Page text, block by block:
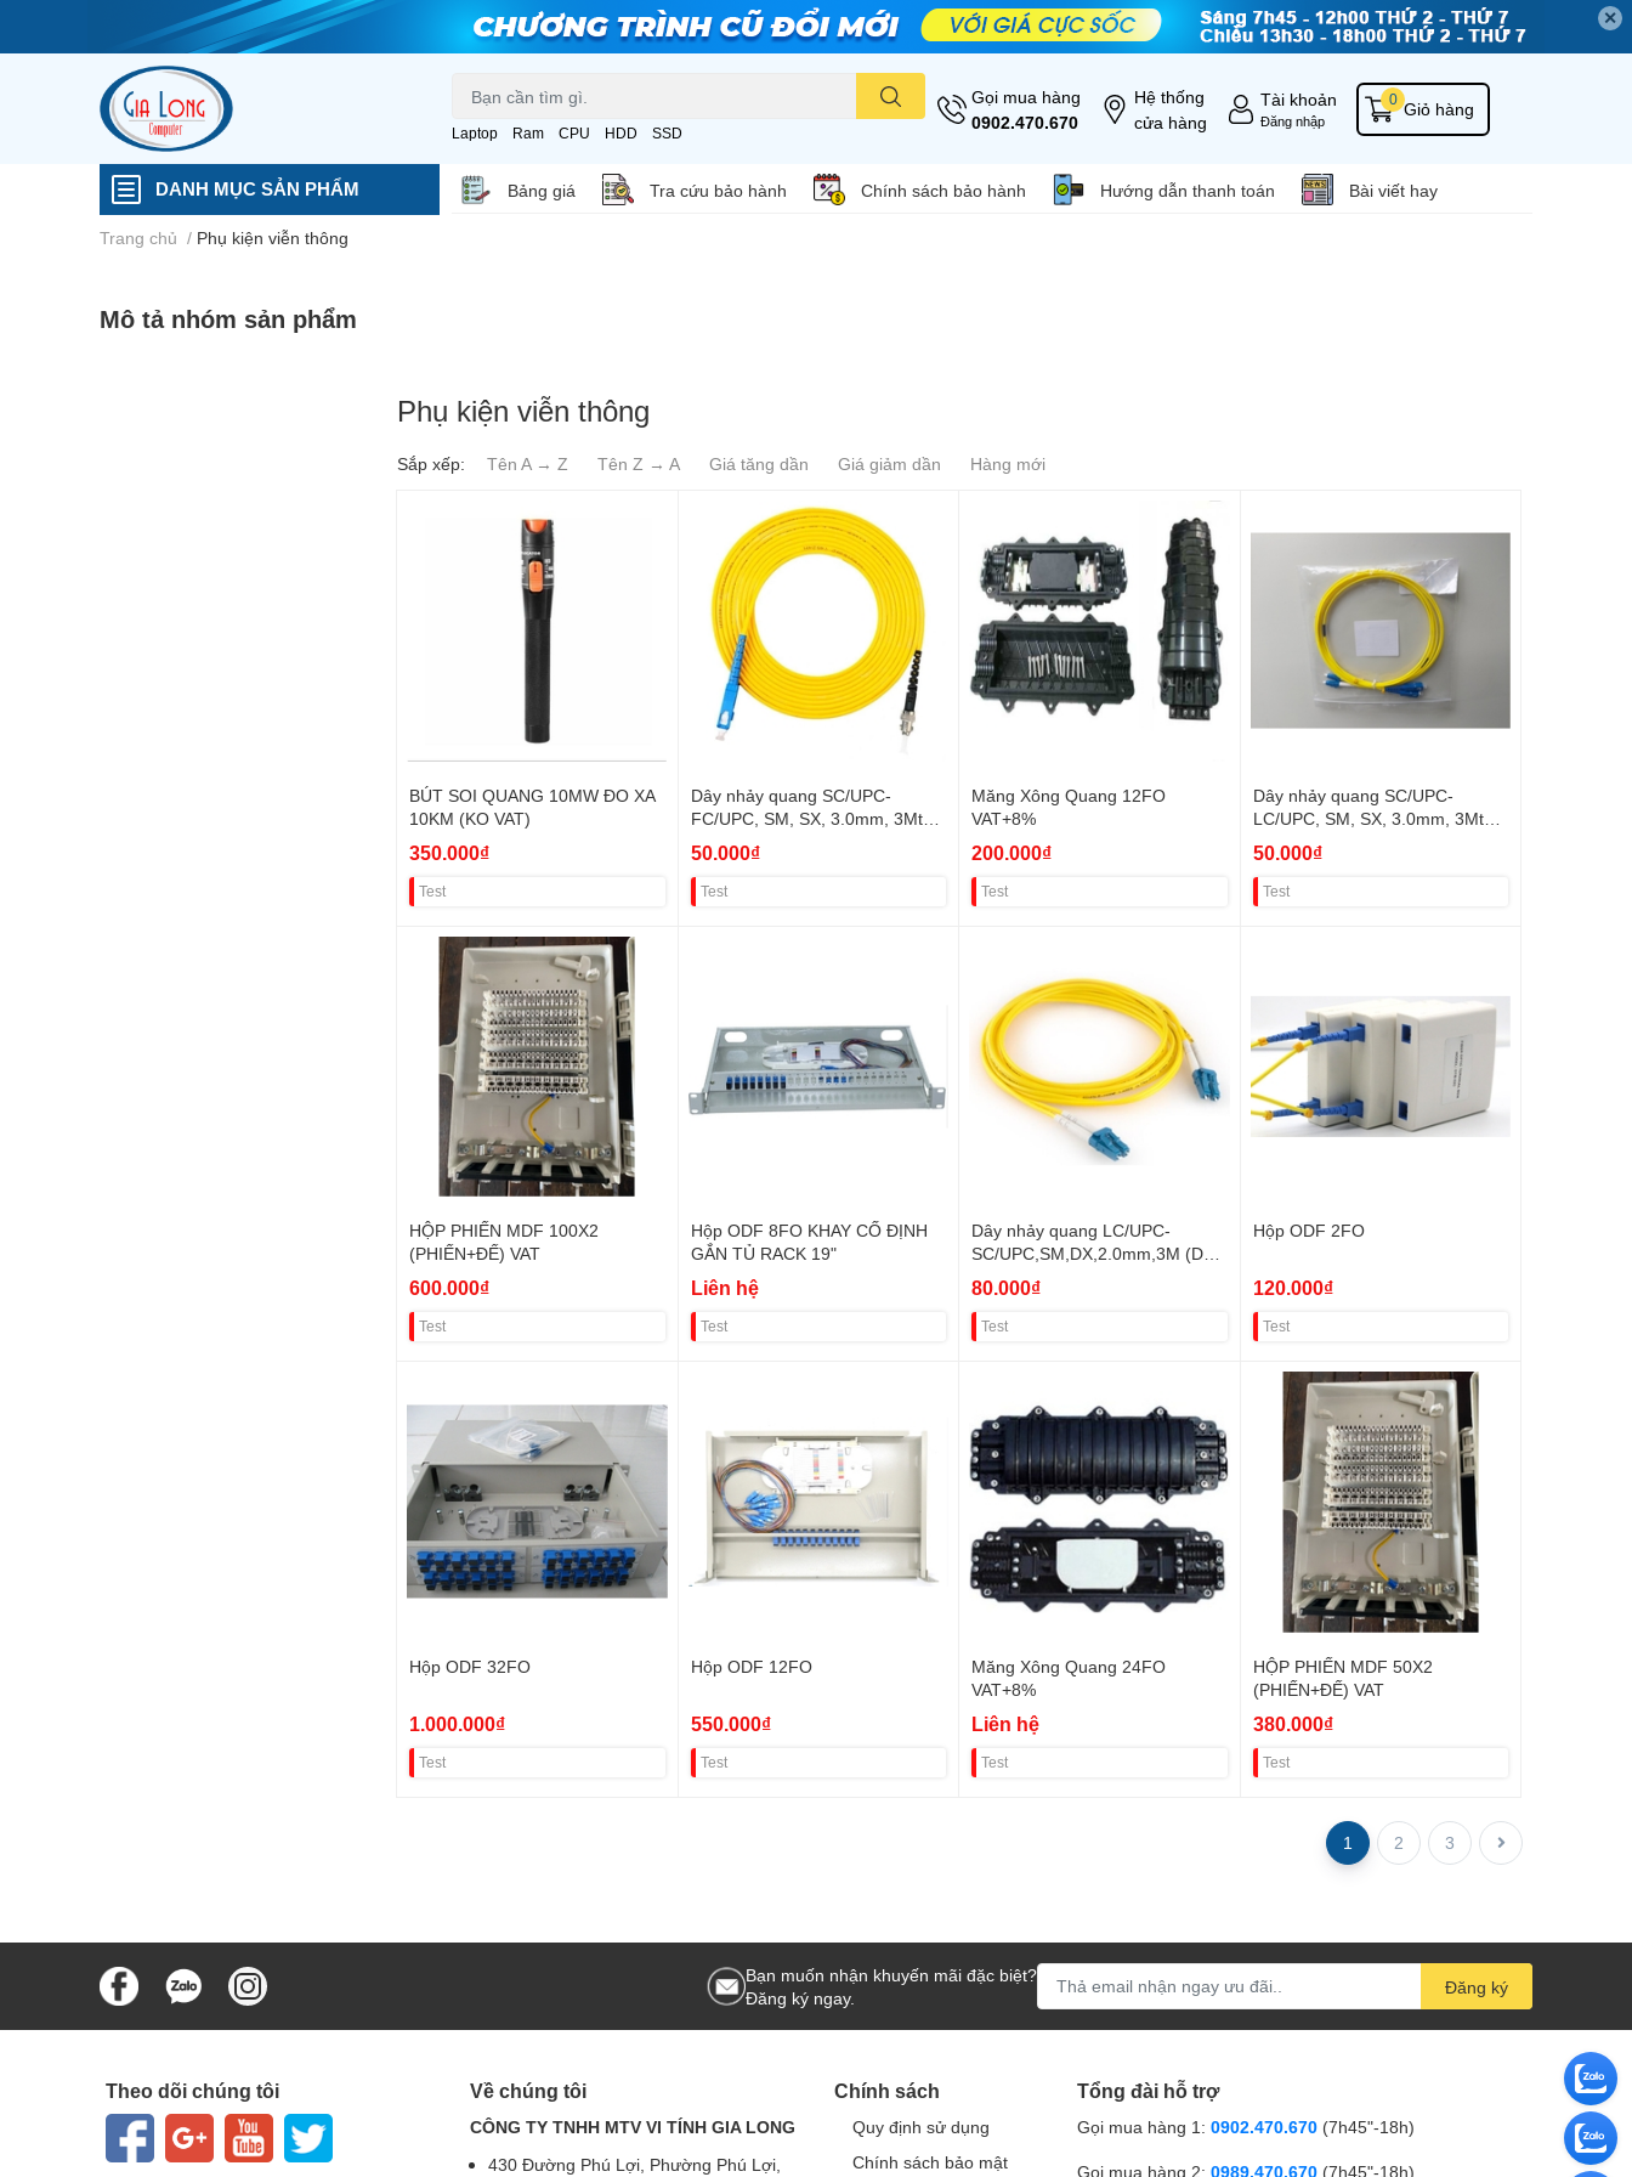
✕
Laptop Ram CPU HDD SSD
Gọi mua hàng
0902.470.670
Hệ thống
cửa hàng
Tài khoản
Đăng nhập
Giỏ hàng
0
DANH MỤC SẢN PHẨM Bảng giá Tra cứu bảo hành Chính sách bảo hành Hướng dẫn thanh toán Bài viết hay
Trang chủ / Phụ kiện viễn thông
Mô tả nhóm sản phẩm
Phụ kiện viễn thông
Sắp xếp: Tên A → Z Tên Z → A Giá tăng dần Giá giảm dần Hàng mới
BÚT SOI QUANG 10MW ĐO XA
10KM (KO VAT)
350.000₫
Test
Dây nhảy quang SC/UPC-
FC/UPC, SM, SX, 3.0mm, 3Mt
VAT+8%
50.000₫
Test
Măng Xông Quang 12FO
VAT+8%
200.000₫
Test
Dây nhảy quang SC/UPC-
LC/UPC, SM, SX, 3.0mm, 3Mt
VAT+8%
50.000₫
Test
HỘP PHIẾN MDF 100X2
(PHIẾN+ĐẾ) VAT
600.000₫
Test
Hộp ODF 8FO KHAY CỐ ĐỊNH
GẮN TỦ RACK 19"
Liên hệ
Test
Dây nhảy quang LC/UPC-
SC/UPC,SM,DX,2.0mm,3M (DÂY
ĐÔI) VAT
80.000₫
Test
Hộp ODF 2FO
120.000₫
Test
Hộp ODF 32FO
1.000.000₫
Test
Hộp ODF 12FO
550.000₫
Test
Măng Xông Quang 24FO
VAT+8%
Liên hệ
Test
HỘP PHIẾN MDF 50X2
(PHIẾN+ĐẾ) VAT
380.000₫
Test
1 2 3
Bạn muốn nhận khuyến mãi đặc biệt?
Đăng ký ngay.
Đăng ký
Theo dõi chúng tôi Về chúng tôi
CÔNG TY TNHH MTV VI TÍNH GIA LONG
430 Đường Phú Lợi, Phường Phú Lợi,
Chính sách
Quy định sử dụng
Chính sách bảo mật
Tổng đài hỗ trợ
Gọi mua hàng 1: 0902.470.670 (7h45"-18h)
Gọi mua hàng 2: 0989.470.670 (7h45"-18h)